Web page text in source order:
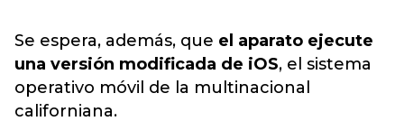
Se espera, además, que el aparato ejecute
una versión modificada de iOS, el sistema
operativo móvil de la multinacional
californiana.